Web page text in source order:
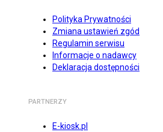
Polityka Prywatności
Zmiana ustawień zgód
Regulamin serwisu
Informacje o nadawcy
Deklaracja dostępności
PARTNERZY
E-kiosk.pl